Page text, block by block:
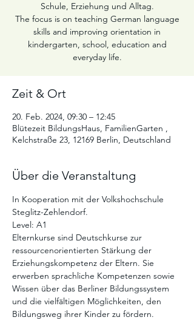
Schule, Erziehung und Alltag.
The focus is on teaching German language
skills and improving orientation in
kindergarten, school, education and
Zeit & Ort
20. Feb. 2024, 09:30 – 12:45
Blütezeit BildungsHaus, FamilienGarten ,
Kelchstraße 23, 12169 Berlin, Deutschland
Über die Veranstaltung
In Kooperation mit der Volkshochschule
Steglitz-Zehlendorf.
Level: A1
Elternkurse sind Deutschkurse zur
ressourcenorientierten Stärkung der
Erziehungskompetenz der Eltern. Sie
erwerben sprachliche Kompetenzen sowie
Wissen über das Berliner Bildungssystem
und die vielfältigen Möglichkeiten, den
Bildungsweg ihrer Kinder zu fördern.